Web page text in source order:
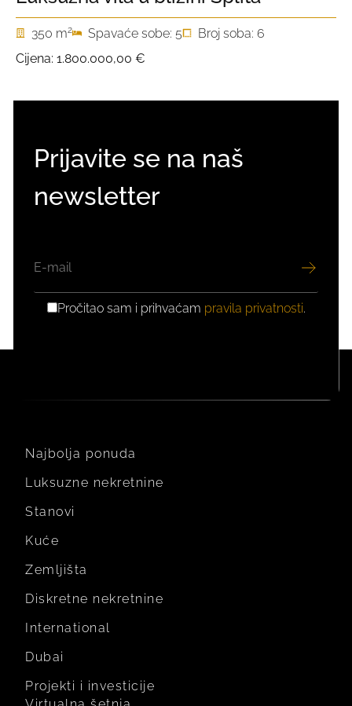
350 m2 Spavaće sobe: 5
Broj soba: 6
Cijena: 1.800.000,00 €
Prijavite se na naš
newsletter
GDPRPročitao sam i prihvaćam pravila privatnosti.
Najbolja ponuda
Luksuzne nekretnine
Stanovi
Kuće
Zemljišta
Diskretne nekretnine
International
Dubai
Projekti i investicije